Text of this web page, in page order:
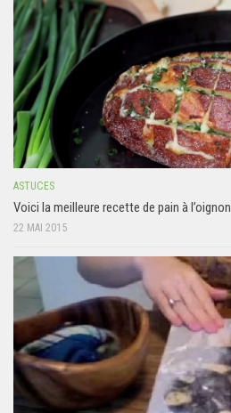
ASTUCES
Voici la meilleure recette de pain à l’oignon
22 MAI 2015